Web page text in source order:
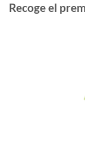
Recoge el